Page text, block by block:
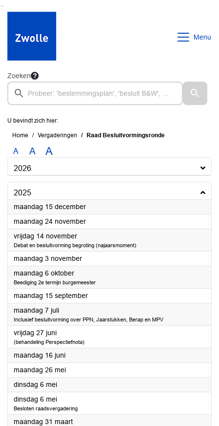
Ga naar de inhoud van deze pagina
Ga naar het zoeken
Ga naar het menu
Menu
Zoeken
U bevindt zich hier:
Home Vergaderingen Raad Besluitvormingsronde
A A A
2026
2025
maandag 15 december2025
maandag 24 november2025
vrijdag 14 november2025
Debat en besluitvorming begroting (najaarsmoment)
maandag 3 november2025
maandag 6 oktober2025
Beediging 2e termijn burgemeester
maandag 15 september2025
maandag 7 juli2025
Inclusief besluitvorming over PPN, Jaarstukken, Berap en MPV
vrijdag 27 juni2025
(behandeling Perspectiefnota)
maandag 16 juni2025
maandag 26 mei2025
dinsdag 6 mei2025
dinsdag 6 mei2025
Besloten raadsvergadering
maandag 31 maart2025